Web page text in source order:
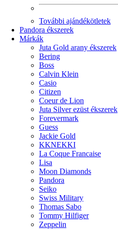
További ajándékötletek
Pandora ékszerek
Márkák
Juta Gold arany ékszerek
Bering
Boss
Calvin Klein
Casio
Citizen
Coeur de Lion
Juta Silver ezüst ékszerek
Forevermark
Guess
Jackie Gold
KKNEKKI
La Coque Francaise
Lisa
Moon Diamonds
Pandora
Seiko
Swiss Military
Thomas Sabo
Tommy Hilfiger
Zeppelin